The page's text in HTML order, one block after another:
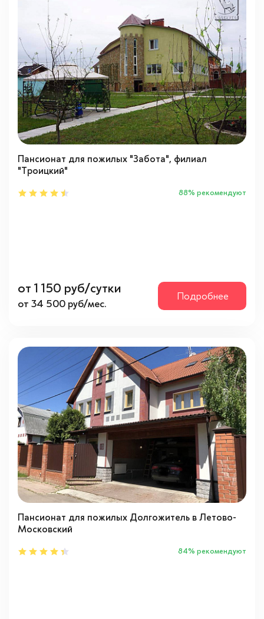
Пансионат для пожилых "Забота", филиал
"Троицкий"
88% рекомендуют
от 1 150 руб/сутки
от 34 500 руб/мес.
Подробнее
Пансионат для пожилых Долгожитель в Летово-
Московский
84% рекомендуют